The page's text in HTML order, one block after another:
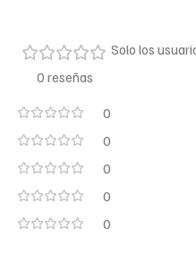
0 reseñas
0
0
0
0
0
Solo los